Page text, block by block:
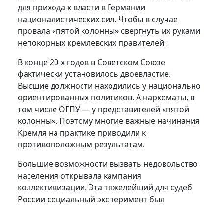
для прихода к власти в Германии
националистических сил. Чтобы в случае
провала «пятой колонны» свергнуть их руками
непокорных кремлевских правителей.
В конце 20-х годов в Советском Союзе
фактически установилось двоевластие.
Высшие должности находились у национально
ориентированных политиков. А наркоматы, в
том числе ОГПУ — у представителей «пятой
колонны». Поэтому многие важные начинания
Кремля на практике приводили к
противоположным результатам.
Большие возможности вызвать недовольство
населения открывала кампания
коллективизации. Эта тяжелейший для судеб
России социальный эксперимент был